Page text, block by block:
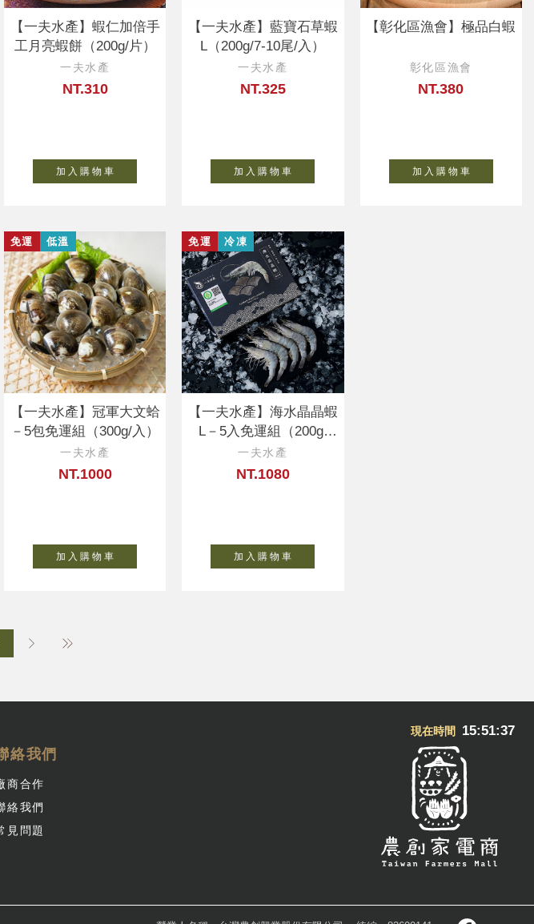
【一夫水產】蝦仁加倍手
工月亮蝦餅（200g/片）
一夫水產
NT.310
加 入 購 物 車
【一夫水產】藍寶石草蝦
L（200g/7-10尾/入）
一夫水產
NT.325
加 入 購 物 車
【彰化區漁會】極品白蝦
彰化區漁會
NT.380
加 入 購 物 車
免運 低溫
【一夫水產】冠軍大文蛤
－5包免運組（300g/入）
一夫水產
NT.1000
加 入 購 物 車
免運 冷凍
【一夫水產】海水晶晶蝦
L－5入免運組（200g/
入）
一夫水產
NT.1080
加 入 購 物 車
現在時間 15:51:38
絡我們
商合作
絡我們
見問題